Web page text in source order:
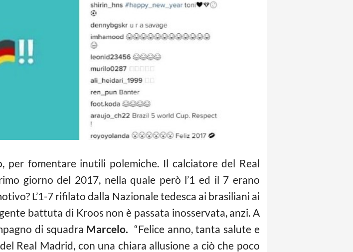
per fomentare inutili polemiche. Il calciatore del Real
giorno del 2017, nella quale però l’1 ed il 7 erano
L’1-7 rifilato dalla Nazionale tedesca ai brasiliani ai
battuta di Kroos non è passata inosservata, anzi. A
di squadra Marcelo. “Felice anno, tanta salute e
Real Madrid, con una chiara allusione a ciò che poco